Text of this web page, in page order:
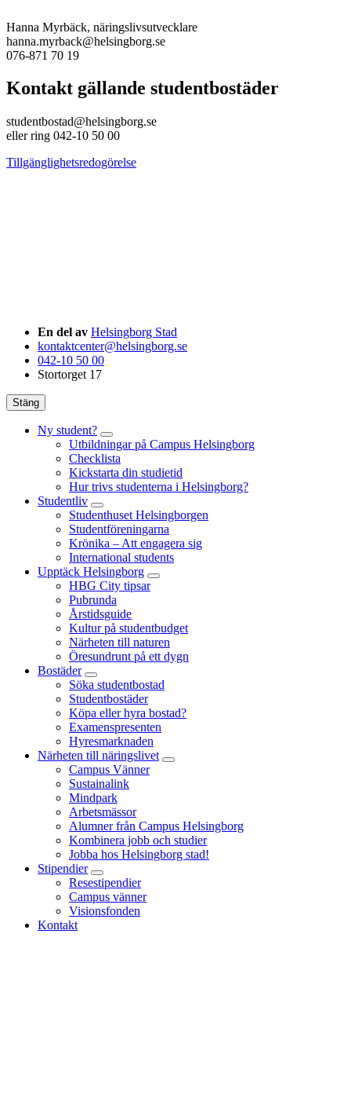
Hanna Myrbäck, näringslivsutvecklare
hanna.myrback@helsingborg.se
076-871 70 19
Kontakt gällande studentbostäder
studentbostad@helsingborg.se
eller ring 042-10 50 00
Tillgänglighetsredogörelse
En del av Helsingborg Stad
kontaktcenter@helsingborg.se
042-10 50 00
Stortorget 17
Stäng
Ny student?
Utbildningar på Campus Helsingborg
Checklista
Kickstarta din studietid
Hur trivs studenterna i Helsingborg?
Studentliv
Studenthuset Helsingborgen
Studentföreningarna
Krönika – Att engagera sig
International students
Upptäck Helsingborg
HBG City tipsar
Pubrunda
Årstidsguide
Kultur på studentbudget
Närheten till naturen
Öresundrunt på ett dygn
Bostäder
Söka studentbostad
Studentbostäder
Köpa eller hyra bostad?
Examenspresenten
Hyresmarknaden
Närheten till näringslivet
Campus Vänner
Sustainalink
Mindpark
Arbetsmässor
Alumner från Campus Helsingborg
Kombinera jobb och studier
Jobba hos Helsingborg stad!
Stipendier
Resestipendier
Campus vänner
Visionsfonden
Kontakt